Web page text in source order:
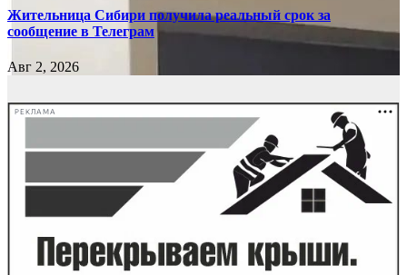
Жительница Сибири получила реальный срок за
сообщение в Телеграм
Авг 2, 2026
РЕКЛАМА